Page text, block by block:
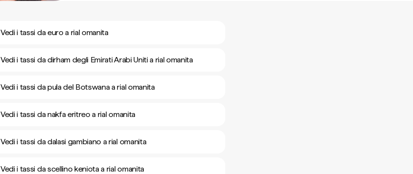
Vedi i tassi da euro a rial omanita
Vedi i tassi da dirham degli Emirati Arabi Uniti a rial omanita
Vedi i tassi da pula del Botswana a rial omanita
Vedi i tassi da nakfa eritreo a rial omanita
Vedi i tassi da dalasi gambiano a rial omanita
Vedi i tassi da scellino keniota a rial omanita